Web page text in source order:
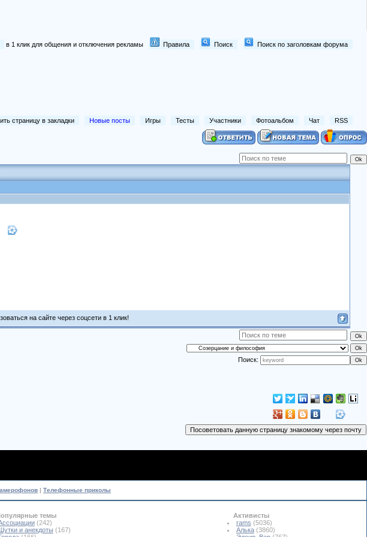
в 1 клик для общения и отключения рекламы Правила Поиск Поиск по заголовкам форума
страницу в закладки Новые посты Игры Тесты Участники Фотоальбом Чат RSS
на сайте через соцсети в 1 клик!
Поиск:
| Телефонные приколы
темы
(242)
и анекдоты (167)
Активисты
rams (5036)
Алька(3860)